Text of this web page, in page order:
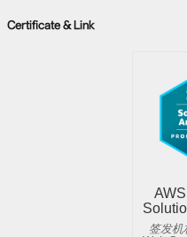
Certificate & Link